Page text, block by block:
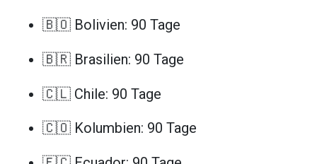
🇧🇴 Bolivien: 90 Tage
🇧🇷 Brasilien: 90 Tage
🇨🇱 Chile: 90 Tage
🇨🇴 Kolumbien: 90 Tage